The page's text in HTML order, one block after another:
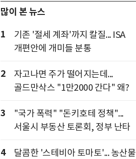
많이 본 뉴스
1
기존 '절세 계좌'까지 칼질... ISA
개편안에 개미들 분통
2
자고나면 주가 떨어지는데...
골드만삭스 "1만2000 간다" 왜?
3
"국가 폭력" "돈키호테 정책"...
서울시 부동산 토론회, 정부 난타
4
달콤한 '스테비아 토마토'... 농산물